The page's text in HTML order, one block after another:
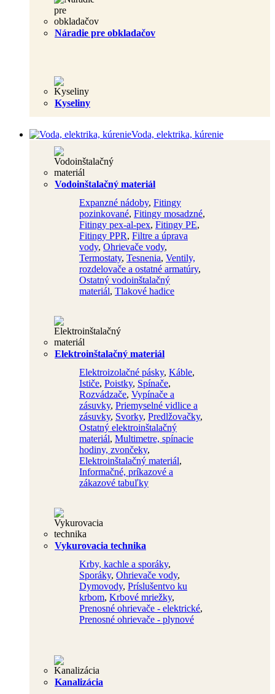
Náradie pre obkladačov
Kyseliny
Voda, elektrika, kúrenie
Vodoinštalačný materiál
Expanzné nádoby, Fitingy
pozinkované, Fitingy mosadzné,
Fitingy pex-al-pex, Fitingy PE,
Fitingy PPR, Filtre a úprava
vody, Ohrievače vody,
Termostaty, Tesnenia, Ventily,
rozdelovače a ostatné armatúry,
Ostatný vodoinštalačný
materiál, Tlakové hadice
Elektroinštalačný materiál
Elektroizolačné pásky, Káble,
Ističe, Poistky, Spínače,
Rozvádzače, Vypínače a
zásuvky, Priemyselné vidlice a
zásuvky, Svorky, Predlžovačky,
Ostatný elektroinštalačný
materiál, Multimetre, spínacie
hodiny, zvončeky,
Elektroinštalačný materiál,
Informačné, príkazové a
zákazové tabuľky
Vykurovacia technika
Krby, kachle a sporáky,
Sporáky, Ohrievače vody,
Dymovody, Príslušentvo ku
krbom, Krbové mriežky,
Prenosné ohrievače - elektrické,
Prenosné ohrievače - plynové
Kanalizácia